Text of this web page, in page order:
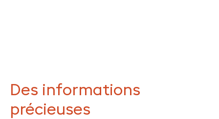
Des informations
précieuses